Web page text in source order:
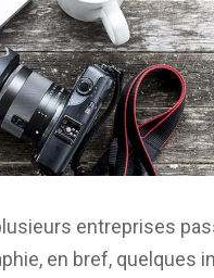
entreprises
en bref, quelques